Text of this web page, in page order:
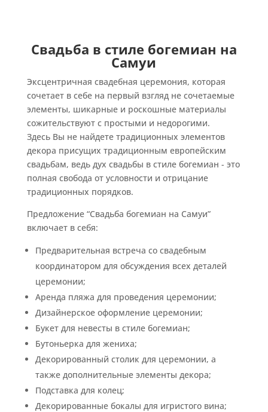
Свадьба в стиле богемиан на
Самуи
Эксцентричная свадебная церемония, которая
сочетает в себе на первый взгляд не сочетаемые
элементы, шикарные и роскошные материалы
сожительствуют с простыми и недорогими.
Здесь Вы не найдете традиционных элементов
декора присущих традиционным европейским
свадьбам, ведь дух свадьбы в стиле богемиан - это
полная свобода от условности и отрицание
традиционных порядков.
Предложение “Свадьба богемиан на Самуи”
включает в себя:
Предварительная встреча со свадебным
координатором для обсуждения всех деталей
церемонии;
Аренда пляжа для проведения церемонии;
Дизайнерское оформление церемонии;
Букет для невесты в стиле богемиан;
Бутоньерка для жениха;
Декорированный столик для церемонии, а
также дополнительные элементы декора;
Подставка для колец;
Декорированные бокалы для игристого вина;